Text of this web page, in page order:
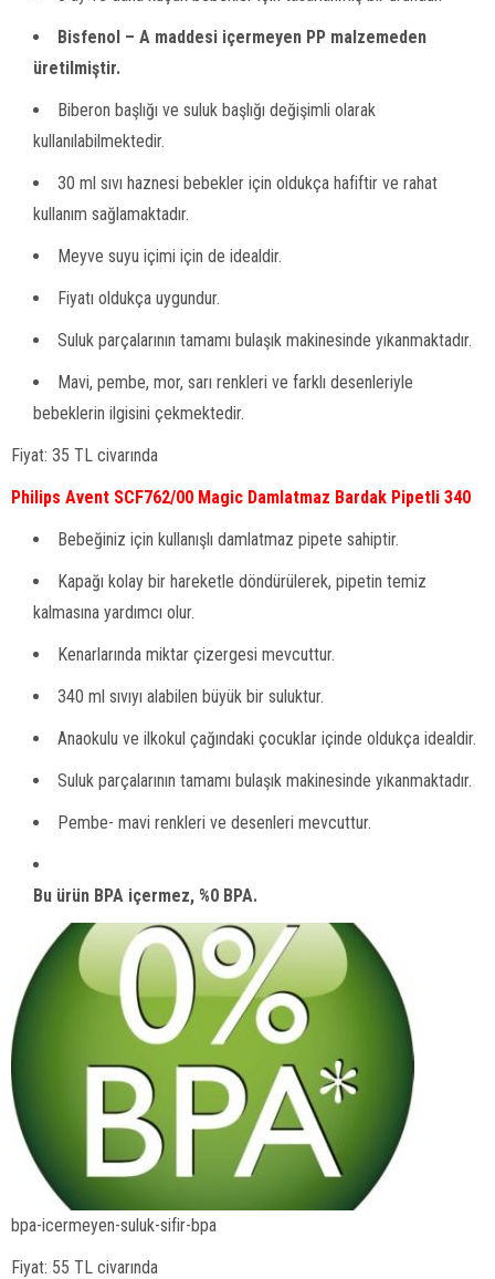
Bisfenol – A maddesi içermeyen PP malzemeden
üretilmiştir.
Biberon başlığı ve suluk başlığı değişimli olarak
kullanılabilmektedir.
30 ml sıvı haznesi bebekler için oldukça hafiftir ve rahat
kullanım sağlamaktadır.
Meyve suyu içimi için de idealdir.
Fiyatı oldukça uygundur.
Suluk parçalarının tamamı bulaşık makinesinde yıkanmaktadır.
Mavi, pembe, mor, sarı renkleri ve farklı desenleriyle
bebeklerin ilgisini çekmektedir.
Fiyat: 35 TL civarında
Philips Avent SCF762/00 Magic Damlatmaz Bardak Pipetli 340
Bebeğiniz için kullanışlı damlatmaz pipete sahiptir.
Kapağı kolay bir hareketle döndürülerek, pipetin temiz
kalmasına yardımcı olur.
Kenarlarında miktar çizergesi mevcuttur.
340 ml sıvıyı alabilen büyük bir suluktur.
Anaokulu ve ilkokul çağındaki çocuklar içinde oldukça idealdir.
Suluk parçalarının tamamı bulaşık makinesinde yıkanmaktadır.
Pembe- mavi renkleri ve desenleri mevcuttur.
Bu ürün BPA içermez, %0 BPA.
bpa-icermeyen-suluk-sifir-bpa
Fiyat: 55 TL civarında